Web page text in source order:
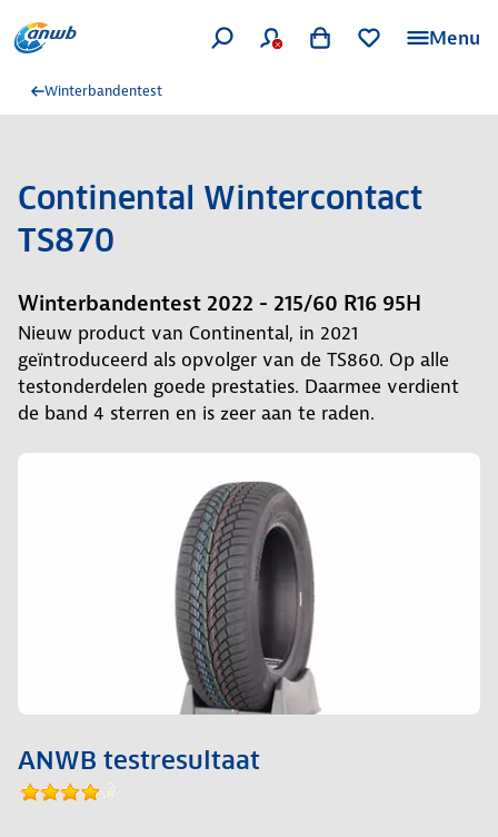
Menu
Winterbandentest
Continental Wintercontact
TS870
Winterbandentest 2022 - 215/60 R16 95H
Nieuw product van Continental, in 2021
geïntroduceerd als opvolger van de TS860. Op alle
testonderdelen goede prestaties. Daarmee verdient
de band 4 sterren en is zeer aan te raden.
ANWB testresultaat